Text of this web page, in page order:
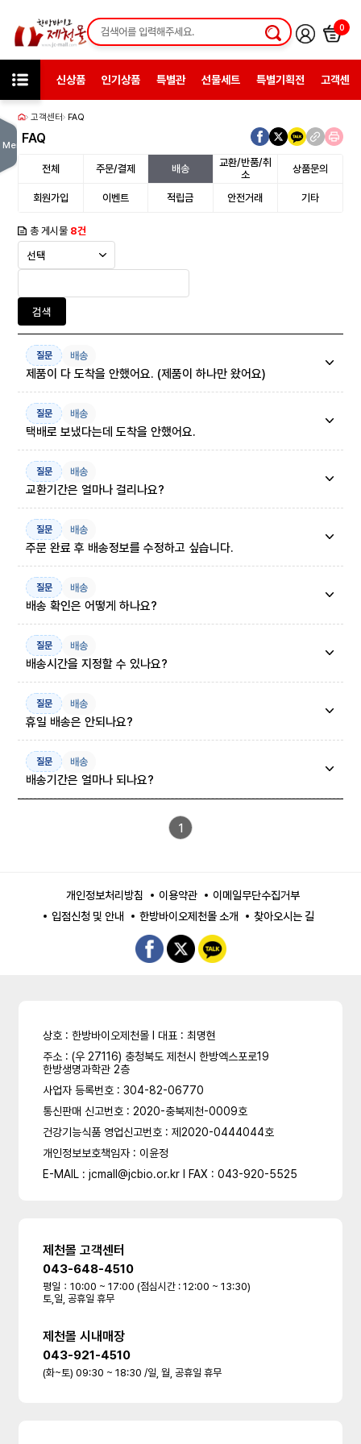
0
신상품 인기상품 특별관 선물세트 특별기획전 고객센터
고객센터 FAQ
FAQ
Menu
전체 주문/결제 배송
교환/반품/취
소
상품문의
회원가입 이벤트 적립금 안전거래 기타
총 게시물 8건
검색
질문 배송
제품이 다 도착을 안했어요. (제품이 하나만 왔어요)
질문 배송
택배로 보냈다는데 도착을 안했어요.
질문 배송
교환기간은 얼마나 걸리나요?
질문 배송
주문 완료 후 배송정보를 수정하고 싶습니다.
질문 배송
배송 확인은 어떻게 하나요?
질문 배송
배송시간을 지정할 수 있나요?
질문 배송
휴일 배송은 안되나요?
질문 배송
배송기간은 얼마나 되나요?
1
개인정보처리방침 이용약관
이메일무단수집거부
입점신청 및 안내
한방바이오제천몰 소개 찾아오시는 길
상호 : 한방바이오제천몰 l 대표 : 최명현
주소 : (우 27116) 충청북도 제천시 한방엑스포로19
한방생명과학관 2층
사업자 등록번호 : 304-82-06770
통신판매 신고번호 : 2020-충북제천-0009호
건강기능식품 영업신고번호 : 제2020-0444044호
개인정보보호책임자 : 이윤정
E-MAIL : jcmall@jcbio.or.kr l FAX : 043-920-5525
제천몰 고객센터
043-648-4510
평일：10:00 ~ 17:00 (점심시간 : 12:00 ~ 13:30)
토,일, 공휴일 휴무
제천몰 시내매장
043-921-4510
(화~토) 09:30 ~ 18:30 /일, 월, 공휴일 휴무